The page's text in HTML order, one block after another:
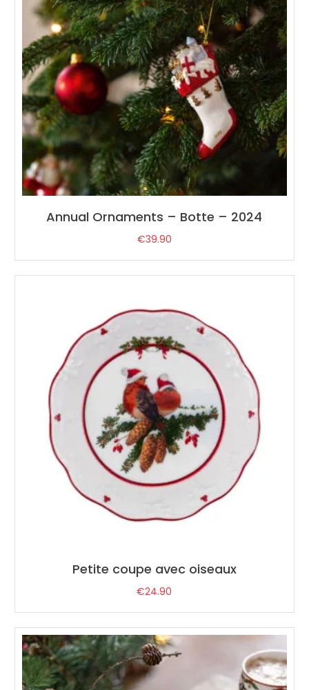
Annual Ornaments – Botte – 2024
€39.90
Petite coupe avec oiseaux
€24.90